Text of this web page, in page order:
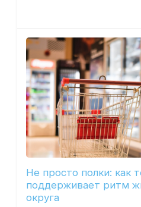
Не просто полки: как
поддерживает ритм
округа